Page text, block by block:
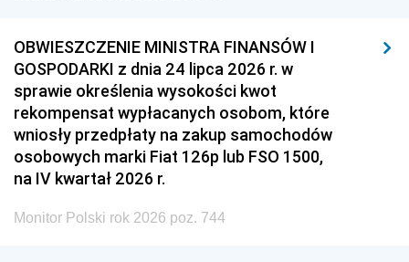
OBWIESZCZENIE MINISTRA FINANSÓW I
GOSPODARKI z dnia 24 lipca 2026 r. w
sprawie określenia wysokości kwot
rekompensat wypłacanych osobom, które
wniosły przedpłaty na zakup samochodów
osobowych marki Fiat 126p lub FSO 1500,
na IV kwartał 2026 r.
Monitor Polski rok 2026 poz. 744